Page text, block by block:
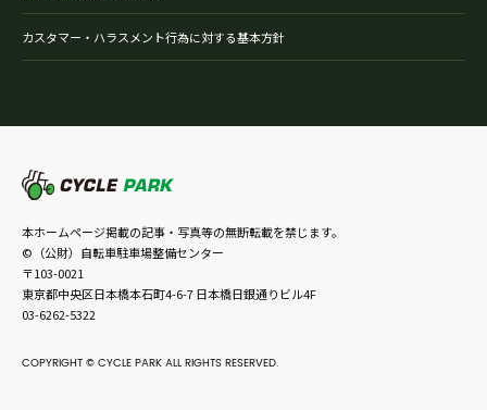
カスタマー・ハラスメント行為に対する基本方針
本ホームページ掲載の記事・写真等の無断転載を禁じます。
©（公財）自転車駐車場整備センター
〒103-0021
東京都中央区日本橋本石町4-6-7 日本橋日銀通りビル4F
03-6262-5322
COPYRIGHT © CYCLE PARK ALL RIGHTS RESERVED.